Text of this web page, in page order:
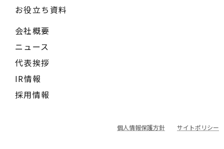
お役立ち資料
会社概要
ニュース
代表挨拶
IR情報
採用情報
個人情報保護方針 サイトポリシー